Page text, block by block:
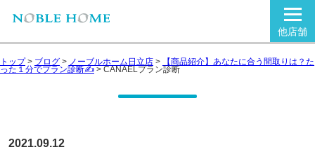
他店舗
トップ> ブログ > ノーブルホーム日立店 > 【商品紹介】あなたに合う間取りは？た
った１分でプラン診断✍ > CANAELプラン診断
2021.09.12